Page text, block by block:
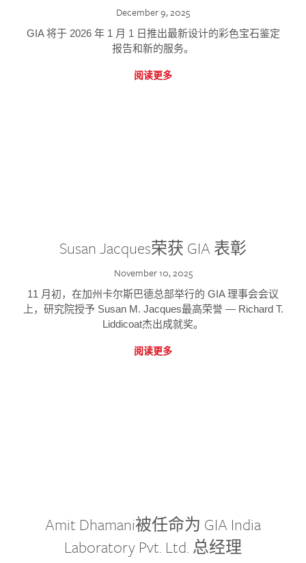
December 9, 2025
GIA 将于 2026 年 1 月 1 日推出最新设计的彩色宝石鉴定
报告和新的服务。
阅读更多
Susan Jacques荣获 GIA 表彰
November 10, 2025
11 月初，在加州卡尔斯巴德总部举行的 GIA 理事会会议
上，研究院授予 Susan M. Jacques最高荣誉 — Richard T.
Liddicoat杰出成就奖。
阅读更多
Amit Dhamani被任命为 GIA India
Laboratory Pvt. Ltd. 总经理